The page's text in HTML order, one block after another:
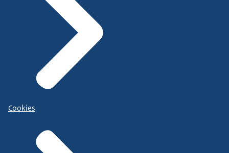
Cookies